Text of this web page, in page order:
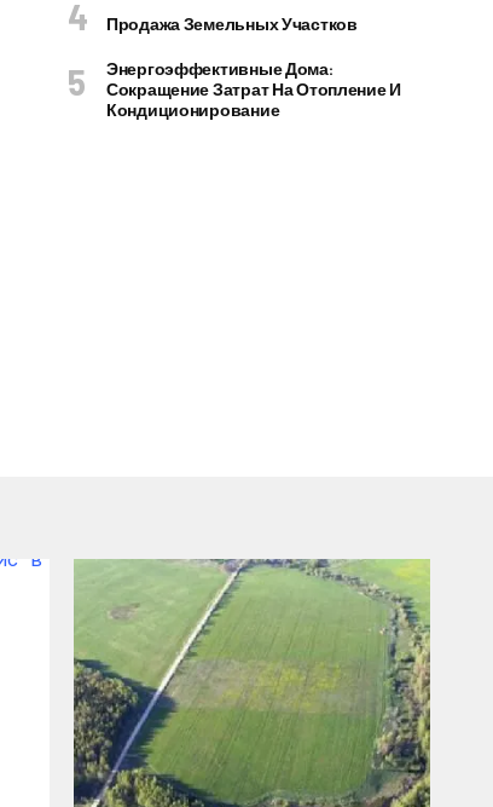
Продажа Земельных Участков
Энергоэффективные Дома:
Сокращение Затрат На Отопление И
Кондиционирование